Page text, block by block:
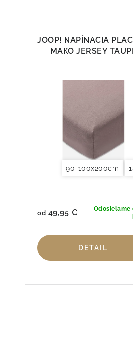
JOOP! NAPÍNACIA
MAKO JERSEY
90-100x200cm
Odosielame
od 49,95 €
DETAIL